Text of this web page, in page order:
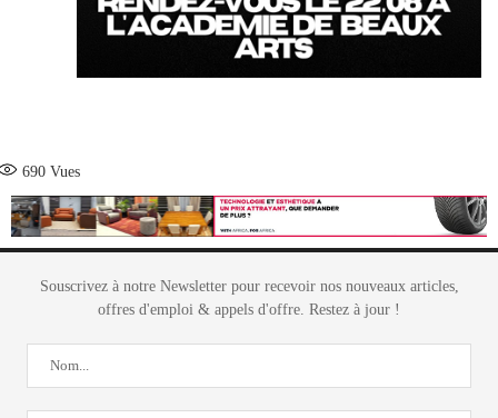
690 Vues
Souscrivez à notre Newsletter pour recevoir nos nouveaux articles,
offres d'emploi & appels d'offre. Restez à jour !